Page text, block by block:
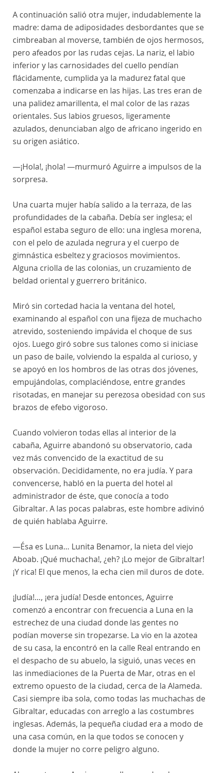
A continuación salió otra mujer, indudablemente la
madre: dama de adiposidades desbordantes que se
cimbreaban al moverse, también de ojos hermosos,
pero afeados por las rudas cejas. La nariz, el labio
inferior y las carnosidades del cuello pendían
flácidamente, cumplida ya la madurez fatal que
comenzaba a indicarse en las hijas. Las tres eran de
una palidez amarillenta, el mal color de las razas
orientales. Sus labios gruesos, ligeramente
azulados, denunciaban algo de africano ingerido en
su origen asiático.
—¡Hola!, ¡hola! —murmuró Aguirre a impulsos de la
sorpresa.
Una cuarta mujer había salido a la terraza, de las
profundidades de la cabaña. Debía ser inglesa; el
español estaba seguro de ello: una inglesa morena,
con el pelo de azulada negrura y el cuerpo de
gimnástica esbeltez y graciosos movimientos.
Alguna criolla de las colonias, un cruzamiento de
beldad oriental y guerrero británico.
Miró sin cortedad hacia la ventana del hotel,
examinando al español con una fijeza de muchacho
atrevido, sosteniendo impávida el choque de sus
ojos. Luego giró sobre sus talones como si iniciase
un paso de baile, volviendo la espalda al curioso, y
se apoyó en los hombros de las otras dos jóvenes,
empujándolas, complaciéndose, entre grandes
risotadas, en manejar su perezosa obesidad con sus
brazos de efebo vigoroso.
Cuando volvieron todas ellas al interior de la
cabaña, Aguirre abandonó su observatorio, cada
vez más convencido de la exactitud de su
observación. Decididamente, no era judía. Y para
convencerse, habló en la puerta del hotel al
administrador de éste, que conocía a todo
Gibraltar. A las pocas palabras, este hombre adivinó
de quién hablaba Aguirre.
—Ésa es Luna… Lunita Benamor, la nieta del viejo
Aboab. ¡Qué muchacha!, ¿eh? ¡Lo mejor de Gibraltar!
¡Y rica! El que menos, la echa cien mil duros de dote.
¡Judía!…, ¡era judía! Desde entonces, Aguirre
comenzó a encontrar con frecuencia a Luna en la
estrechez de una ciudad donde las gentes no
podían moverse sin tropezarse. La vio en la azotea
de su casa, la encontró en la calle Real entrando en
el despacho de su abuelo, la siguió, unas veces en
las inmediaciones de la Puerta de Mar, otras en el
extremo opuesto de la ciudad, cerca de la Alameda.
Casi siempre iba sola, como todas las muchachas de
Gibraltar, educadas con arreglo a las costumbres
inglesas. Además, la pequeña ciudad era a modo de
una casa común, en la que todos se conocen y
donde la mujer no corre peligro alguno.